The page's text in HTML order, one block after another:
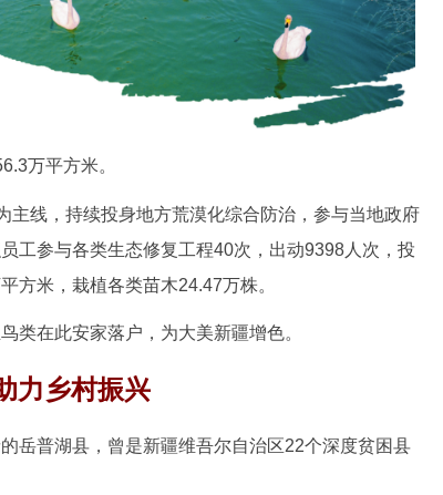
万平方米。
线，持续投身地方荒漠化综合防治，参与当地政府
工参与各类生态修复工程40次，出动9398人次，投
方米，栽植各类苗木24.47万株。
在此安家落户，为大美新疆增色。
力乡村振兴
普湖县，曾是新疆维吾尔自治区22个深度贫困县